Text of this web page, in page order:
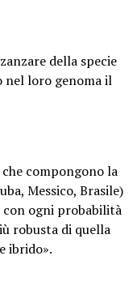
della specie
loro genoma il
compongono la
Messico, Brasile)
con ogni probabilità
robusta di quella
ibrido».